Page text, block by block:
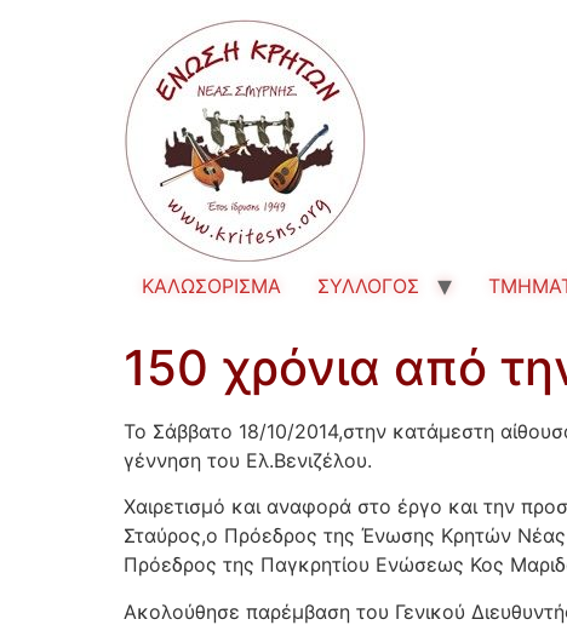
ΚΑΛΩΣΟΡΙΣΜΑ ΣΥΛΛΟΓΟΣ
150 χρόνια από
Το Σάββατο 18/10/2014,στην κατάμεστη
γέννηση του Ελ.Βενιζέλου.
Χαιρετισμό και αναφορά στο έργο και την
Σταύρος,ο Πρόεδρος της Ένωσης Κρητών Νέας
Πρόεδρος της Παγκρητίου Ενώσεως Κος
Ακολούθησε παρέμβαση του Γενικού